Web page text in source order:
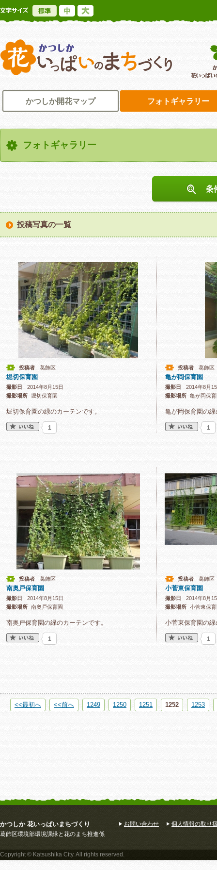
標準
かつしか花い
かつしか開花マップ フォトギャラリー
フォトギャラリー
投稿写真の一覧
投稿者 葛飾区
堀切保育園
撮影日
2014年8月15日
撮影場所 堀切保育園
堀切保育園の緑のカーテンです。
1
投稿者 葛飾区
亀が岡保育園
撮影日
2014年8月
撮影場所
亀が岡保
亀が岡保育園の
1
投稿者 葛飾区
南奥戸保育園
撮影日
2014年8月15日
撮影場所 南奥戸保育園
南奥戸保育園の緑のカーテンです。
1
投稿者 葛飾区
小菅東保育園
撮影日
2014年8月
撮影場所
小菅東保
小菅東保育園の
1
<<最初へ <<前へ 1249 1250 1251 1252 1253
かつしか 花いっぱいまちづくり
葛飾区環境部環境課緑と花のまち推進係
お問い合わせ 個人情報の取り
Copyright © Katsushika City. All rights reserved.